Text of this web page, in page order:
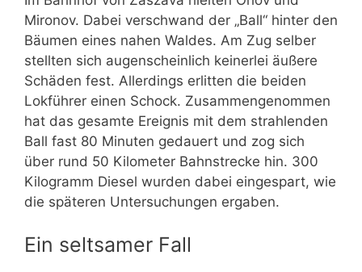
Mironov. Dabei verschwand der „Ball“ hinter den
Bäumen eines nahen Waldes. Am Zug selber
stellten sich augenscheinlich keinerlei äußere
Schäden fest. Allerdings erlitten die beiden
Lokführer einen Schock. Zusammengenommen
hat das gesamte Ereignis mit dem strahlenden
Ball fast 80 Minuten gedauert und zog sich
über rund 50 Kilometer Bahnstrecke hin. 300
Kilogramm Diesel wurden dabei eingespart, wie
die späteren Untersuchungen ergaben.
Ein seltsamer Fall